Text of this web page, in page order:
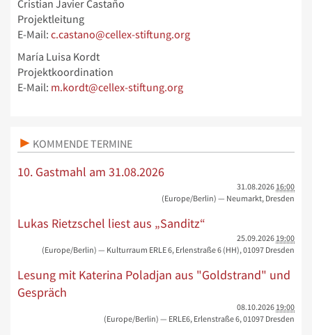
Cristian Javier Castaño
Projektleitung
E-Mail: c.castano@cellex-stiftung.org
María Luisa Kordt
Projektkoordination
E-Mail: m.kordt@cellex-stiftung.org
KOMMENDE TERMINE
10. Gastmahl am 31.08.2026
31.08.2026 16:00
(Europe/Berlin) — Neumarkt, Dresden
Lukas Rietzschel liest aus „Sanditz“
25.09.2026 19:00
(Europe/Berlin) — Kulturraum ERLE 6, Erlenstraße 6 (HH), 01097 Dresden
Lesung mit Katerina Poladjan aus "Goldstrand" und
Gespräch
08.10.2026 19:00
(Europe/Berlin) — ERLE6, Erlenstraße 6, 01097 Dresden